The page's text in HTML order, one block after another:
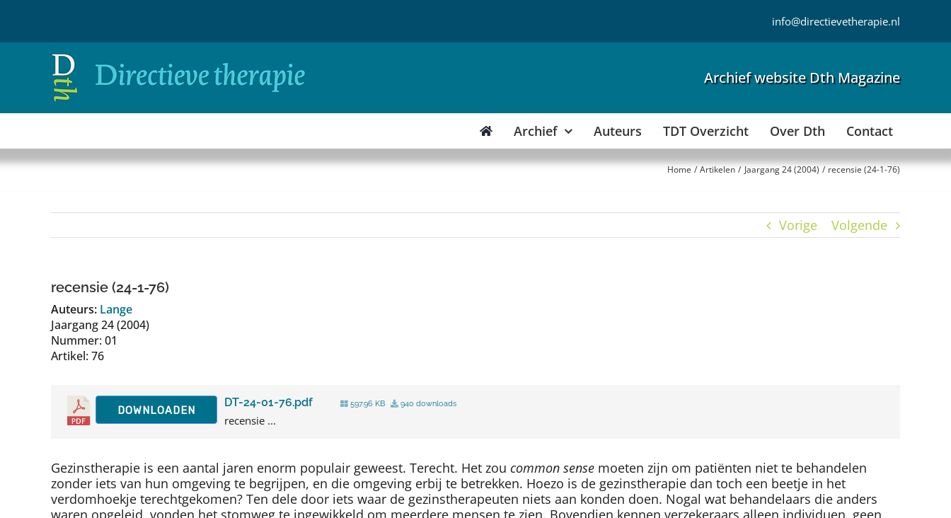
inhoud
info@directievetherapie.nl
Archief website Dth Magazine
Archief Auteurs TDT Overzicht Over Dth Contact
Home Artikelen Jaargang 24 (2004) recensie (24-1-76)
Vorige Volgende
recensie (24-1-76)
Auteurs: Lange
Jaargang 24 (2004)
Nummer: 01
Artikel: 76
DOWNLOADEN
DT-24-01-76.pdf 597.96 KB 940 downloads
recensie ...
Gezinstherapie is een aantal jaren enorm populair geweest. Terecht. Het zou common sense moeten zijn om patiënten niet te behandelen
zonder iets van hun omgeving te begrijpen, en die omgeving erbij te betrekken. Hoezo is de gezinstherapie dan toch een beetje in het
verdomhoekje terechtgekomen? Ten dele door iets waar de gezinstherapeuten niets aan konden doen. Nogal wat behandelaars die anders
waren opgeleid, vonden het stomweg te ingewikkeld om meerdere mensen te zien. Bovendien kennen verzekeraars alleen individuen, geen